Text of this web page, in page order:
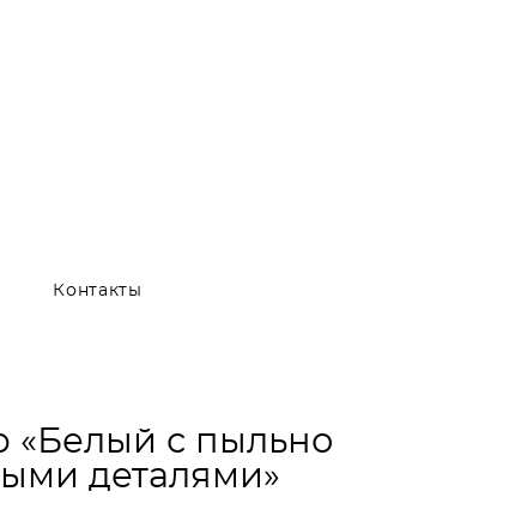
Контакты
«Белый с пыльно
деталями»